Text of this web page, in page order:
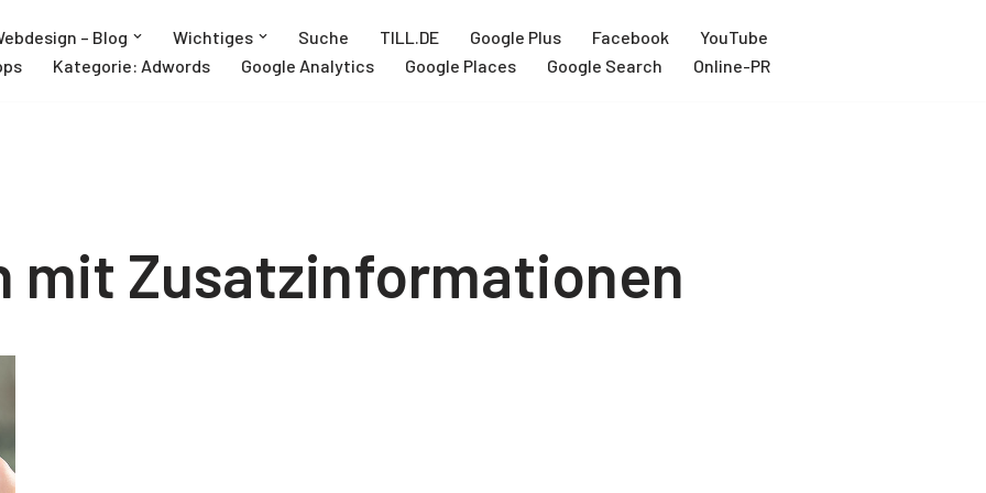
– Blog Wichtiges Suche TILL.DE Google Plus Facebook
YouTube
Kategorie: Adwords Google Analytics Google Places Google Search Online-PR
mit Zusatzinformationen